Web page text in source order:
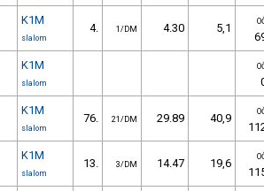
K1M
slalom
4. 1/DM 4.30 5,1
K1M
slalom
K1M
slalom
76. 21/DM 29.89 40,9
K1M
slalom
13. 3/DM 14.47 19,6